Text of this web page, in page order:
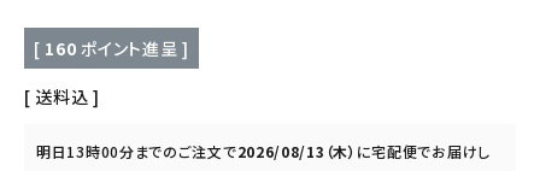
オリジナルブランド
ナチュラムーン
[ 160 ポイント進呈 ]
送料込
明日13時00分までのご注文で2026/08/13（木） に宅配便でお届けし